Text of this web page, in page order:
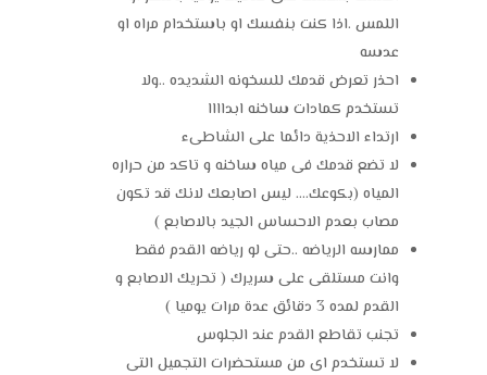
اللمس .اذا كنت بنفسك او باستخدام مراه او
عدسه
احذر تعرض قدمك للسخونه الشديده ..ولا
تستخدم كمادات ساخنه ابداااا
ارتداء الاحذية دائما على الشاطىء
لا تضع قدمك فى مياه ساخنه و تاكد من حراره
المياه (بكوعك…. ليس اصابعك لانك قد تكون
مصاب بعدم الاحساس الجيد بالاصابع )
ممارسه الرياضه ..حتى لو رياضه القدم فقط
وانت مستلقى على سريرك ( تحريك الاصابع و
القدم لمده 3 دقائق عدة مرات يوميا )
تجنب تقاطع القدم عند الجلوس
لا تستخدم اى من مستحضرات التجميل التى